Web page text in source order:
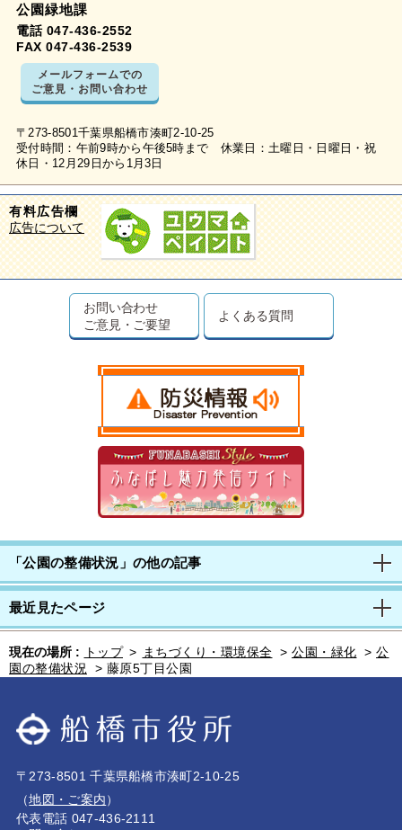
公園緑地課
電話 047-436-2552
FAX 047-436-2539
メールフォームでの
ご意見・お問い合わせ
〒273-8501千葉県船橋市湊町2-10-25
受付時間：午前9時から午後5時まで 休業日：土曜日・日曜日・祝
休日・12月29日から1月3日
有料広告欄
広告について
お問い合わせ
ご意見・ご要望
よくある質問
「公園の整備状況」の他の記事
最近見たページ
現在の場所 : トップ > まちづくり・環境保全 > 公園・緑化 > 公
園の整備状況
> 藤原5丁目公園
〒273-8501 千葉県船橋市湊町2-10-25
（地図・ご案内）
代表電話 047-436-2111